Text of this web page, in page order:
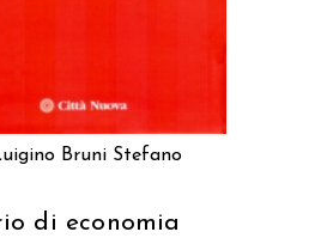
Bruni Stefano
di economia